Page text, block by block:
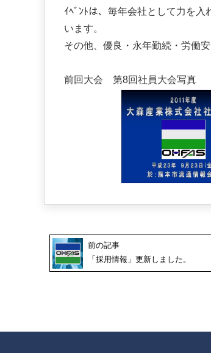
ｲﾍﾞﾝﾄは、毎年会社として力を
います。
その他、優良・永年勤続・労働
前回大会 第8回社員大会写真
前の記事
「採用情報」更新しました。